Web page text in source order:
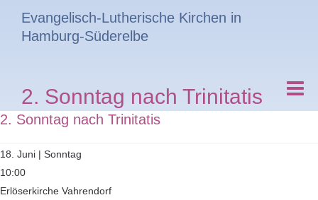
Evangelisch-Lutherische Kirchen in
Hamburg-Süderelbe
2. Sonntag nach Trinitatis
2. Sonntag nach Trinitatis
18. Juni | Sonntag
10:00
Erlöserkirche Vahrendorf